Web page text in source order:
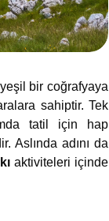
bir coğrafyaya
sahiptir. Tek
tatil için hap
Aslında adını da
aktiviteleri içinde